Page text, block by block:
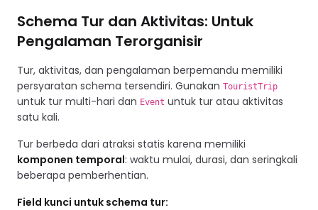
Schema Tur dan Aktivitas: Untuk
Pengalaman Terorganisir
Tur, aktivitas, dan pengalaman berpemandu memiliki
persyaratan schema tersendiri. Gunakan TouristTrip
untuk tur multi-hari dan Event untuk tur atau aktivitas
satu kali.
Tur berbeda dari atraksi statis karena memiliki
komponen temporal: waktu mulai, durasi, dan seringkali
beberapa pemberhentian.
Field kunci untuk schema tur: